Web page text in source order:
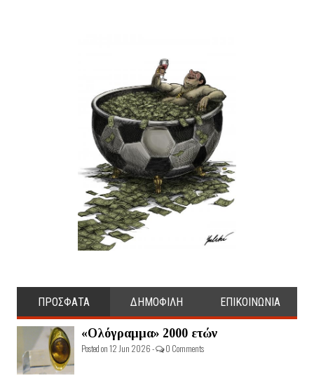
ΠΡΟΣΦΑΤΑ ΔΗΜΟΦΙΛΗ ΕΠΙΚΟΙΝΩΝΙΑ
«Ολόγραμμα» 2000 ετών
Posted on 12 Jun 2026 - 0 Comments